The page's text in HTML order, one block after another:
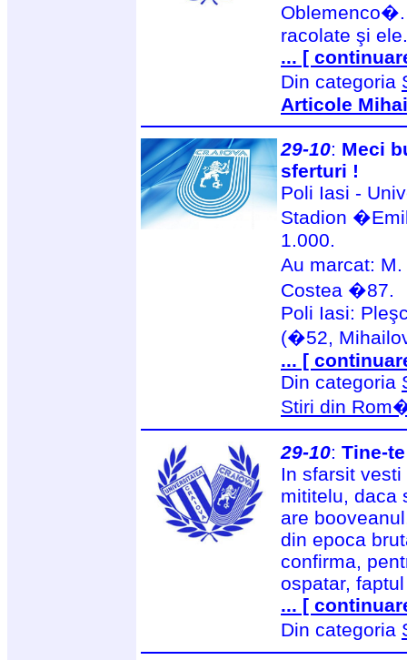
Oblemenco�.
racolate şi
... [
Din categoria
Articole
29-10: Meci
sferturi !
Poli Iasi -
Stadion
1.000.
Au marcat:
Costea �87.
Poli Iasi:
(�52,
... [
Din categoria
Stiri din
29-10: Tine-
In sfarsit
mititelu, daca
are
din epoca
confirma,
ospatar,
... [
Din categoria